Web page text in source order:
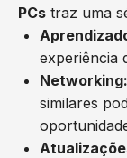
PCs traz uma
experiência
Networking:
similares